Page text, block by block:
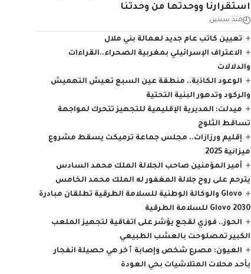
استقرارنا ووحدتها من وحدتنا
منذ سنتين
تعيين كاتب عام جديد لعمالة بني ملال
الاعتراف الإسرائيلي بمغربية الصحراء..القراءات
والدلالات
الوعود الكاذبة.. منطقة عين السبع تعيش التهميش
والركود وتدهور البنية التحتية
ميدلت: المديرية الإقليمية للتجهيز تتحرك لمواجهة
تساقط الثلوج
إقليم ورزازات.. مجلس جماعة ترميكت يسقط مشروع
ميزانية 2025
أمير المؤمنين صاحب الجلالة الملك محمد السادس
يترحم على روح جلالة المغفور له الملك محمد الخامس
Glovo والوكالة الوطنية للسلامة الطرقية تطلقان مبادرة
Glovo 2030 للسلامة الطرقية
الحوز.. فوزي لقجع يؤشر على اتفاقية لتجهيز الملعب
الكبير تمصلوحت بالعشب الطبيعي
العيون: مصرع شخص وإصابة ٱخر هي حصيلة انفجار
بأحد محلات المتلاشيات بحي العودة